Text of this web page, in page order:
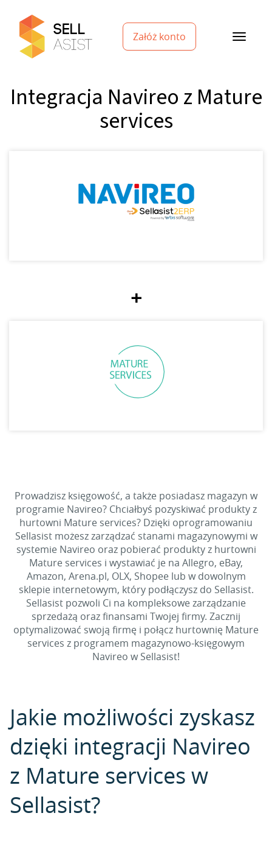
Załóż konto
Integracja Navireo z Mature
services
+
Prowadzisz księgowość, a także posiadasz magazyn w
programie Navireo? Chciałbyś pozyskiwać produkty z
hurtowni Mature services? Dzięki oprogramowaniu
Sellasist możesz zarządzać stanami magazynowymi w
systemie Navireo oraz pobierać produkty z hurtowni
Mature services i wystawiać je na Allegro, eBay,
Amazon, Arena.pl, OLX, Shopee lub w dowolnym
sklepie internetowym, który podłączysz do Sellasist.
Sellasist pozwoli Ci na kompleksowe zarządzanie
sprzedażą oraz finansami Twojej firmy. Zacznij
optymalizować swoją firmę i połącz hurtownię Mature
services z programem magazynowo-księgowym
Navireo w Sellasist!
Jakie możliwości zyskasz
dzięki integracji Navireo
z Mature services w
Sellasist?